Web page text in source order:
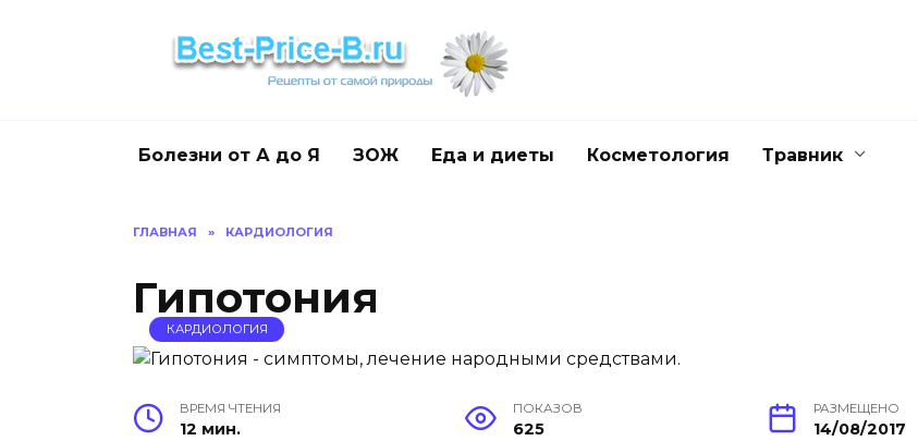
Болезни от А до Я ЗОЖ Еда и диеты Косметология Травник
ГЛАВНАЯ » КАРДИОЛОГИЯ
Гипотония
КАРДИОЛОГИЯ
ВРЕМЯ ЧТЕНИЯ
12 мин.
ПОКАЗОВ
625
РАЗМЕЩЕНО
14/08/2017